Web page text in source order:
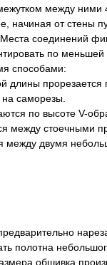
между
начиная от
соединений
по
способами:
прорезается
саморезы.
по высоте V-
между стоечными
между двумя
полотна
обшивка